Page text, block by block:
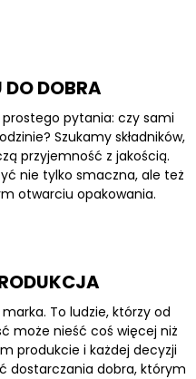
DO DOBRA
pytania: czy sami
Szukamy składników,
przyjemność z jakością.
nie tylko smaczna, ale też
otwarciu opakowania.
To ludzie, którzy od
może nieść coś więcej niż
produkcie i każdej decyzji
dostarczania dobra, którym